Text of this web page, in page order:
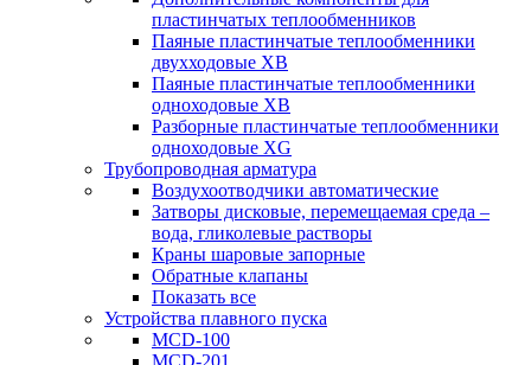
пластинчатых теплообменников
Паяные пластинчатые теплообменники
двухходовые XB
Паяные пластинчатые теплообменники
одноходовые ХВ
Разборные пластинчатые теплообменники
одноходовые ХG
Трубопроводная арматура
Воздухоотводчики автоматические
Затворы дисковые, перемещаемая среда –
вода, гликолевые растворы
Краны шаровые запорные
Обратные клапаны
Показать все
Устройства плавного пуска
MCD-100
MCD-201